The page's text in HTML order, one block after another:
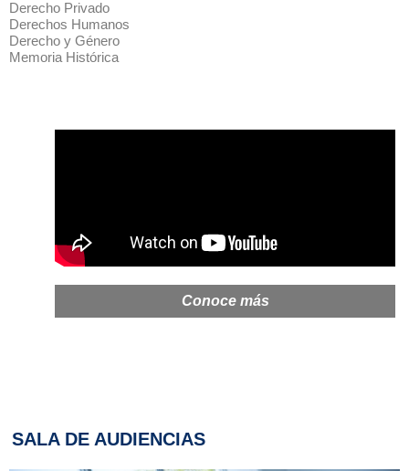
Derecho Privado
Derechos Humanos
Derecho y Género
Memoria Histórica
Conoce más
SALA DE AUDIENCIAS